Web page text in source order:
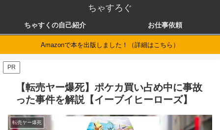
ちゃすろぐ
ちゃすくの自己紹介 お仕事依頼
Amazonで本を出版しました！（詳細はこちら）
PR
【転売ヤー爆死】ポケカ買い占め中に事故
った事件を解説【イーブイヒーローズ】
転売ヤー爆死